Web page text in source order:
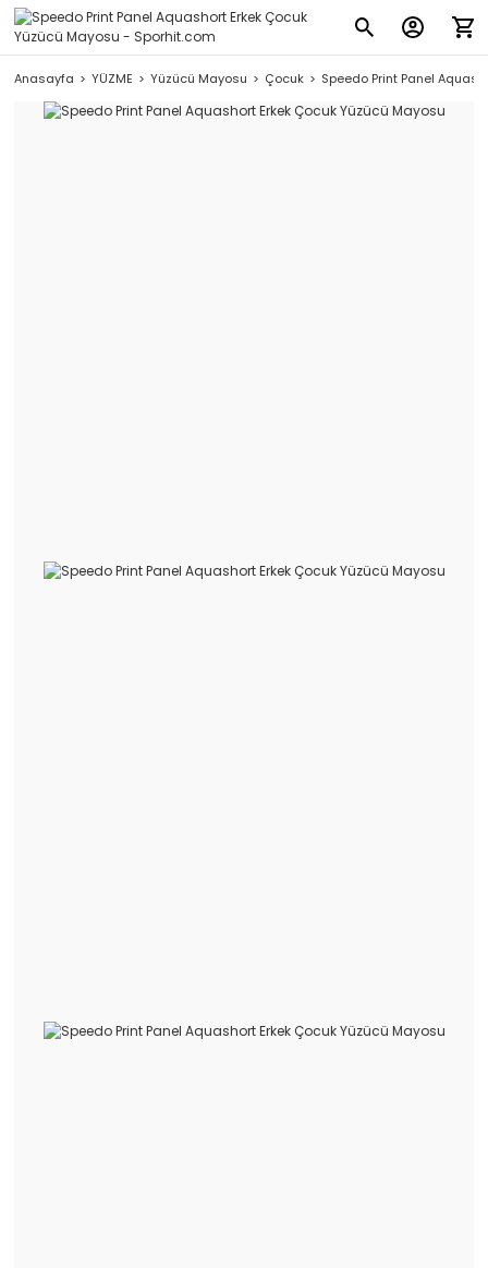
Anasayfa YÜZME Yüzücü Mayosu Çocuk Speedo Print Panel